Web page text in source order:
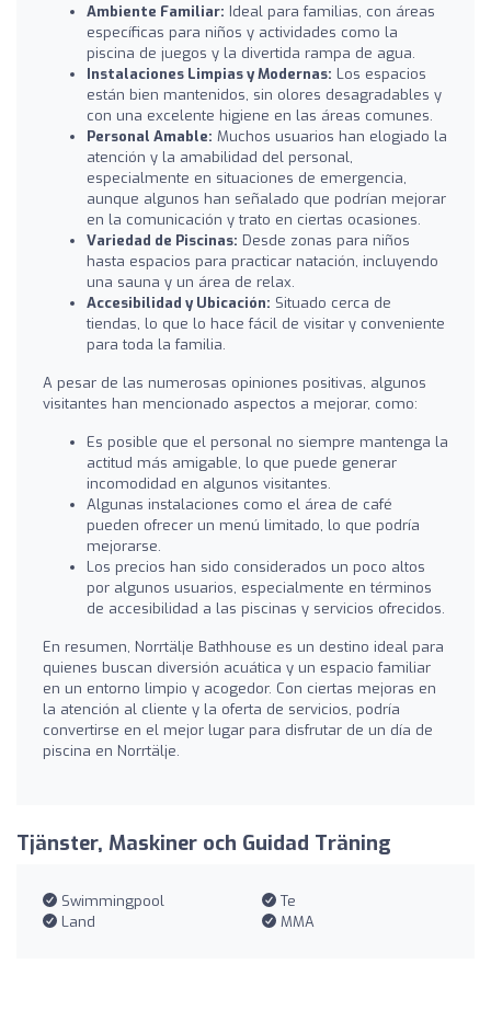
Ambiente Familiar: Ideal para familias, con áreas
específicas para niños y actividades como la
piscina de juegos y la divertida rampa de agua.
Instalaciones Limpias y Modernas: Los espacios
están bien mantenidos, sin olores desagradables y
con una excelente higiene en las áreas comunes.
Personal Amable: Muchos usuarios han elogiado la
atención y la amabilidad del personal,
especialmente en situaciones de emergencia,
aunque algunos han señalado que podrían mejorar
en la comunicación y trato en ciertas ocasiones.
Variedad de Piscinas: Desde zonas para niños
hasta espacios para practicar natación, incluyendo
una sauna y un área de relax.
Accesibilidad y Ubicación: Situado cerca de
tiendas, lo que lo hace fácil de visitar y conveniente
para toda la familia.
A pesar de las numerosas opiniones positivas, algunos
visitantes han mencionado aspectos a mejorar, como:
Es posible que el personal no siempre mantenga la
actitud más amigable, lo que puede generar
incomodidad en algunos visitantes.
Algunas instalaciones como el área de café
pueden ofrecer un menú limitado, lo que podría
mejorarse.
Los precios han sido considerados un poco altos
por algunos usuarios, especialmente en términos
de accesibilidad a las piscinas y servicios ofrecidos.
En resumen, Norrtälje Bathhouse es un destino ideal para
quienes buscan diversión acuática y un espacio familiar
en un entorno limpio y acogedor. Con ciertas mejoras en
la atención al cliente y la oferta de servicios, podría
convertirse en el mejor lugar para disfrutar de un día de
piscina en Norrtälje.
Tjänster, Maskiner och Guidad Träning
Swimmingpool
Te
Land
MMA